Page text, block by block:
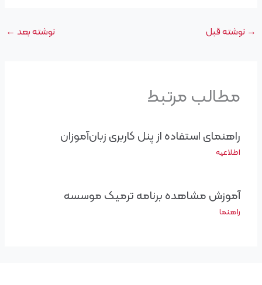
→ نوشته قبل نوشته بعد ←
مطالب مرتبط
راهنمای استفاده از پنل کاربری زبان‌آموزان
اطلاعیه
آموزش مشاهده برنامه ترمیک موسسه
راهنما